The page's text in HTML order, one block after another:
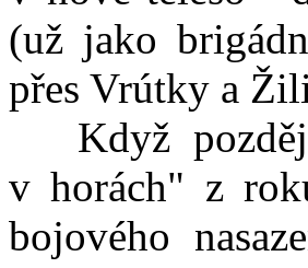
(už jako
přes Vrútky a
Když později
v horách" z
bojového